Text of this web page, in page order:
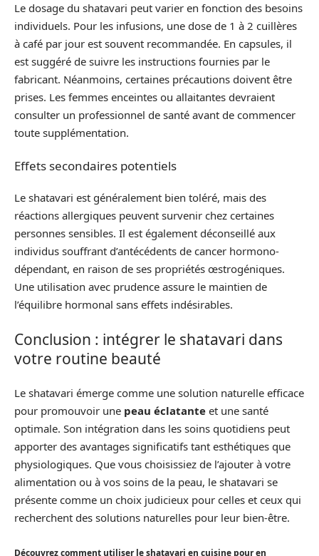
Le dosage du shatavari peut varier en fonction des besoins
individuels. Pour les infusions, une dose de 1 à 2 cuillères
à café par jour est souvent recommandée. En capsules, il
est suggéré de suivre les instructions fournies par le
fabricant. Néanmoins, certaines précautions doivent être
prises. Les femmes enceintes ou allaitantes devraient
consulter un professionnel de santé avant de commencer
toute supplémentation.
Effets secondaires potentiels
Le shatavari est généralement bien toléré, mais des
réactions allergiques peuvent survenir chez certaines
personnes sensibles. Il est également déconseillé aux
individus souffrant d’antécédents de cancer hormono-
dépendant, en raison de ses propriétés œstrogéniques.
Une utilisation avec prudence assure le maintien de
l’équilibre hormonal sans effets indésirables.
Conclusion : intégrer le shatavari dans
votre routine beauté
Le shatavari émerge comme une solution naturelle efficace
pour promouvoir une peau éclatante et une santé
optimale. Son intégration dans les soins quotidiens peut
apporter des avantages significatifs tant esthétiques que
physiologiques. Que vous choisissiez de l’ajouter à votre
alimentation ou à vos soins de la peau, le shatavari se
présente comme un choix judicieux pour celles et ceux qui
recherchent des solutions naturelles pour leur bien-être.
Découvrez comment utiliser le shatavari en cuisine pour en